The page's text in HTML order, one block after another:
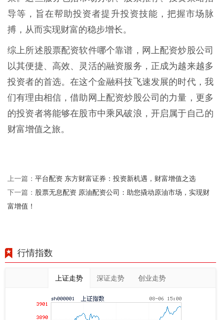
导等，旨在帮助投资者提升投资技能，把握市场脉
搏，从而实现财富的稳步增长。
综上所述股票配资软件哪个靠谱，网上配资炒股公司
以其便捷、高效、灵活的融资服务，正成为越来越多
投资者的首选。在这个金融科技飞速发展的时代，我
们有理由相信，借助网上配资炒股公司的力量，更多
的投资者将能够在股市中乘风破浪，开启属于自己的
财富增值之旅。
上一篇： 平台配资 东方财富证券：投资新机遇，财富增值之选
下一篇： 股票无息配资 原油配资公司：助您撬动原油市场，实现财
富增值！
行情指数
上证走势 深证走势 创业走势